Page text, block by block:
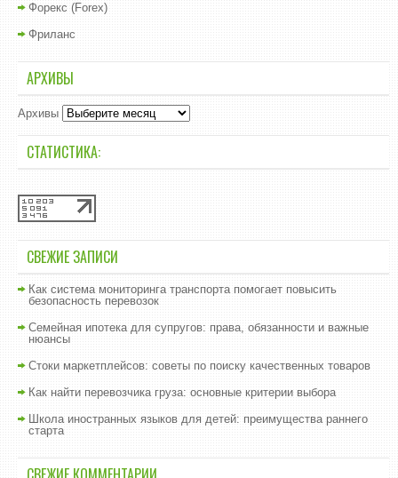
Форекс (Forex)
Фриланс
АРХИВЫ
Архивы
СТАТИСТИКА:
СВЕЖИЕ ЗАПИСИ
Как система мониторинга транспорта помогает повысить
безопасность перевозок
Семейная ипотека для супругов: права, обязанности и важные
нюансы
Стоки маркетплейсов: советы по поиску качественных товаров
Как найти перевозчика груза: основные критерии выбора
Школа иностранных языков для детей: преимущества раннего
старта